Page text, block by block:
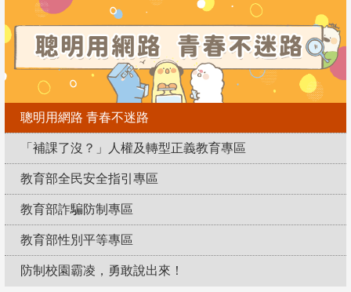
聰明用網路 青春不迷路
「補課了沒？」人權及轉型正義教育專區
教育部全民安全指引專區
教育部詐騙防制專區
教育部性別平等專區
防制校園霸凌，勇敢說出來！